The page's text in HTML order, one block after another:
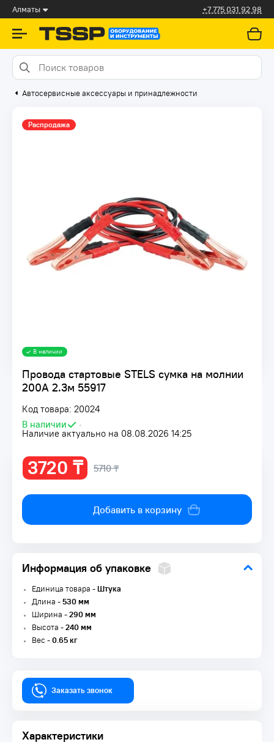
Алматы +7 775 031 92 98
Автосервисные аксессуары и принадлежности
Провода стартовые STELS сумка на молнии
200А 2.3м 55917
Код товара: 20024
В наличии
•
Наличие актуально на 08.08.2026 14:25
В наличии
Распродажа
3720 ₸ 5710 ₸
Добавить в корзину
Информация об упаковке
Единица товара -Штука
Длина -530 мм
Ширина -290 мм
Высота -240 мм
Вес -0.65 кг
Заказать звонок
Характеристики